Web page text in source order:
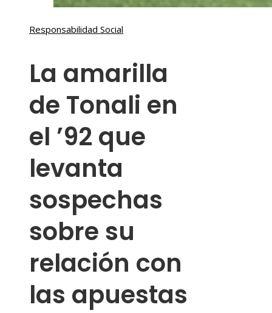
Responsabilidad Social
La amarilla
de Tonali en
el ’92 que
levanta
sospechas
sobre su
relación con
las apuestas